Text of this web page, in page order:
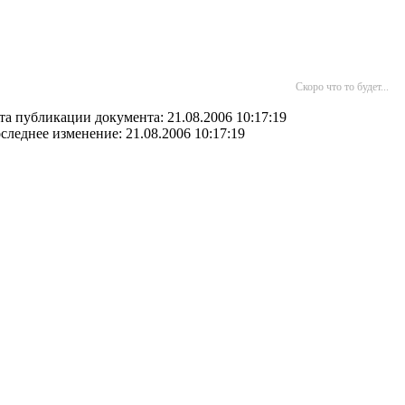
Скоро что то будет...
публикации документа: 21.08.2006 10:17:19
изменение: 21.08.2006 10:17:19